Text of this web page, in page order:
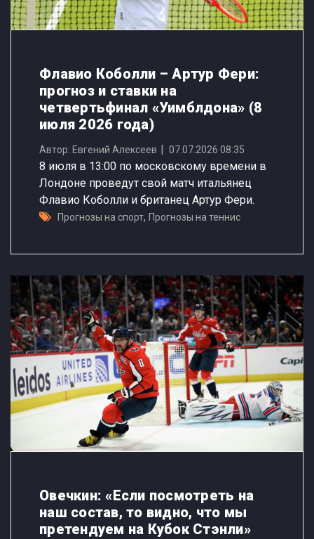
Флавио Коболли – Артур Фери:
прогноз и ставки на
четвертьфинал «Уимблдона» (8
июля 2026 года)
Автор: Евгений Алексеев 07.07.2026 08:35
8 июля в 13:00 по московскому времени в
Лондоне проведут свой матч итальянец
Флавио Коболли и британец Артур Фери.
Прогнозы на спорт, Прогнозы на теннис
Овечкин: «Если посмотреть на
наш состав, то видно, что мы
претендуем на Кубок Стэнли»